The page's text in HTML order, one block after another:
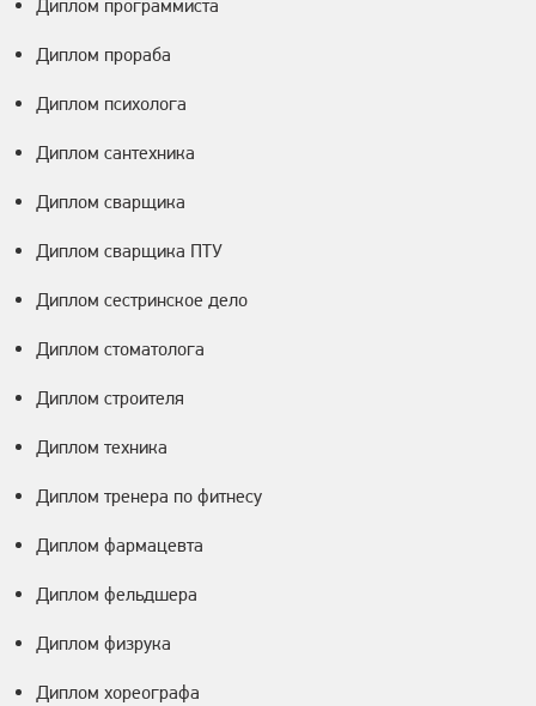
Диплом программиста
Диплом прораба
Диплом психолога
Диплом сантехника
Диплом сварщика
Диплом сварщика ПТУ
Диплом сестринское дело
Диплом стоматолога
Диплом строителя
Диплом техника
Диплом тренера по фитнесу
Диплом фармацевта
Диплом фельдшера
Диплом физрука
Диплом хореографа